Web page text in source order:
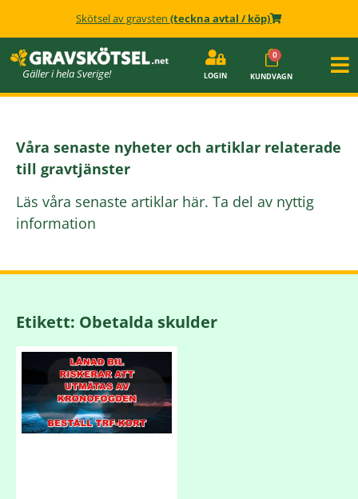
Skötsel av gravsten (teckna avtal / köp)
Gäller i hela Sverige! LOGIN KUNDVAGN
Våra senaste nyheter och artiklar relaterade
till gravtjänster
Läs våra senaste artiklar här. Ta del av nyttig
information
Etikett: Obetalda skulder